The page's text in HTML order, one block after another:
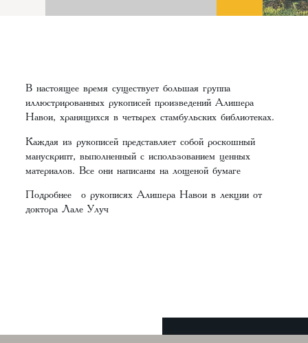
В настоящее время существует большая группа
иллюстрированных рукописей произведений Алишера
Навои, хранящихся в четырех стамбульских библиотеках.
Каждая из рукописей представляет собой роскошный
манускрипт, выполненный с использованием ценных
материалов. Все они написаны на лощеной бумаге
Подробнее о рукописях Алишера Навои в лекции от
доктора Лале Улуч